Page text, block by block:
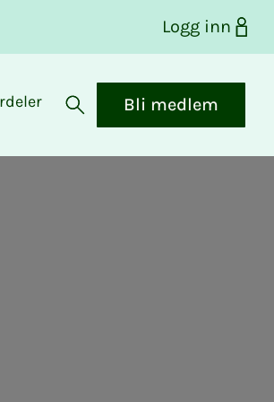
Logg inn
Åpne søk
Bli medlem